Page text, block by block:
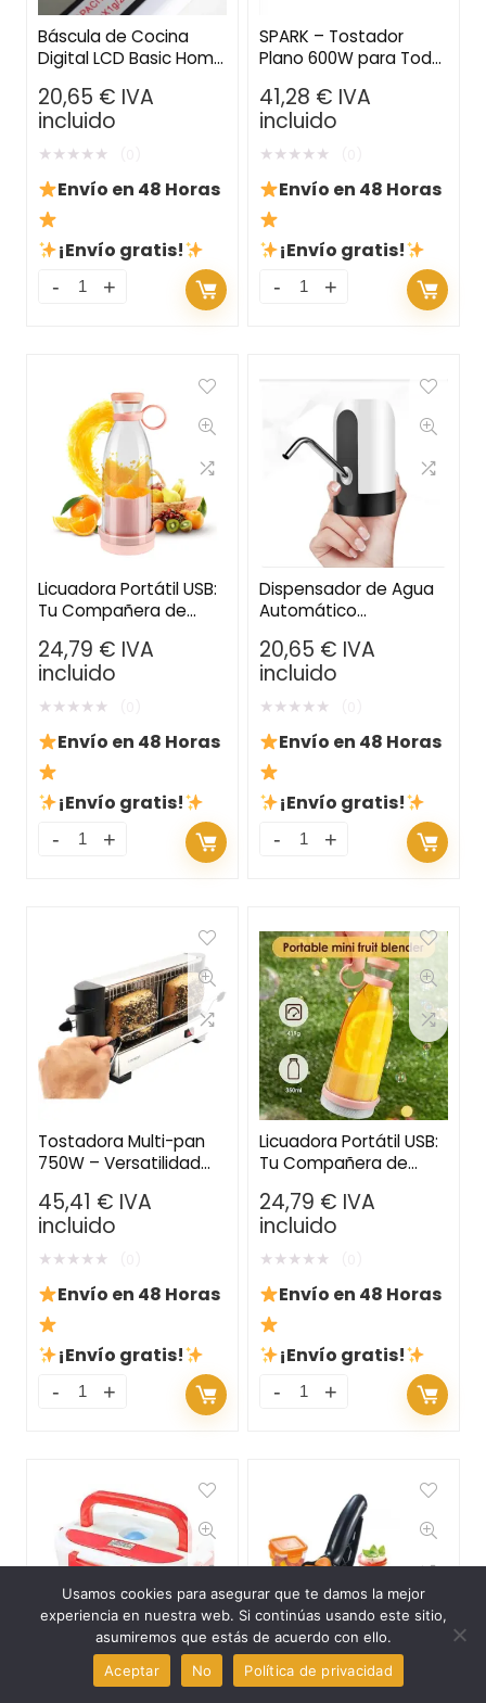
Comparar
Báscula de Cocina
Digital LCD Basic Home
20,65 € IVA
incluido
★★★★★
Envío en 48 Horas
¡Envío gratis!
SPARK – Tostador
Plano 600W para Todo
41,28 € IVA
incluido
★★★★★
Envío en 48 Horas
¡Envío gratis!
Licuadora Portátil USB:
Tu Compañera de
Zumos Frescos
24,79 € IVA
incluido
★★★★★
Envío en 48 Horas
¡Envío gratis!
Dispensador de Agua
Automático
Eléctrica para Bidones
de Hasta 20L
20,65 € IVA
incluido
★★★★★
Envío en 48 Horas
¡Envío gratis!
Tostadora Multi-pan
750W – Versatilidad
45,41 € IVA
incluido
★★★★★
Envío en 48 Horas
¡Envío gratis!
Licuadora Portátil USB:
Tu Compañera de
Zumos Frescos
24,79 € IVA
incluido
★★★★★
Envío en 48 Horas
¡Envío gratis!
Fiambrera Eléctrica Cortador de Verduras
Usamos cookies para asegurar que te damos la mejor
experiencia en nuestra web. Si continúas usando este sitio,
asumiremos que estás de acuerdo con ello.
Aceptar
No Política de privacidad